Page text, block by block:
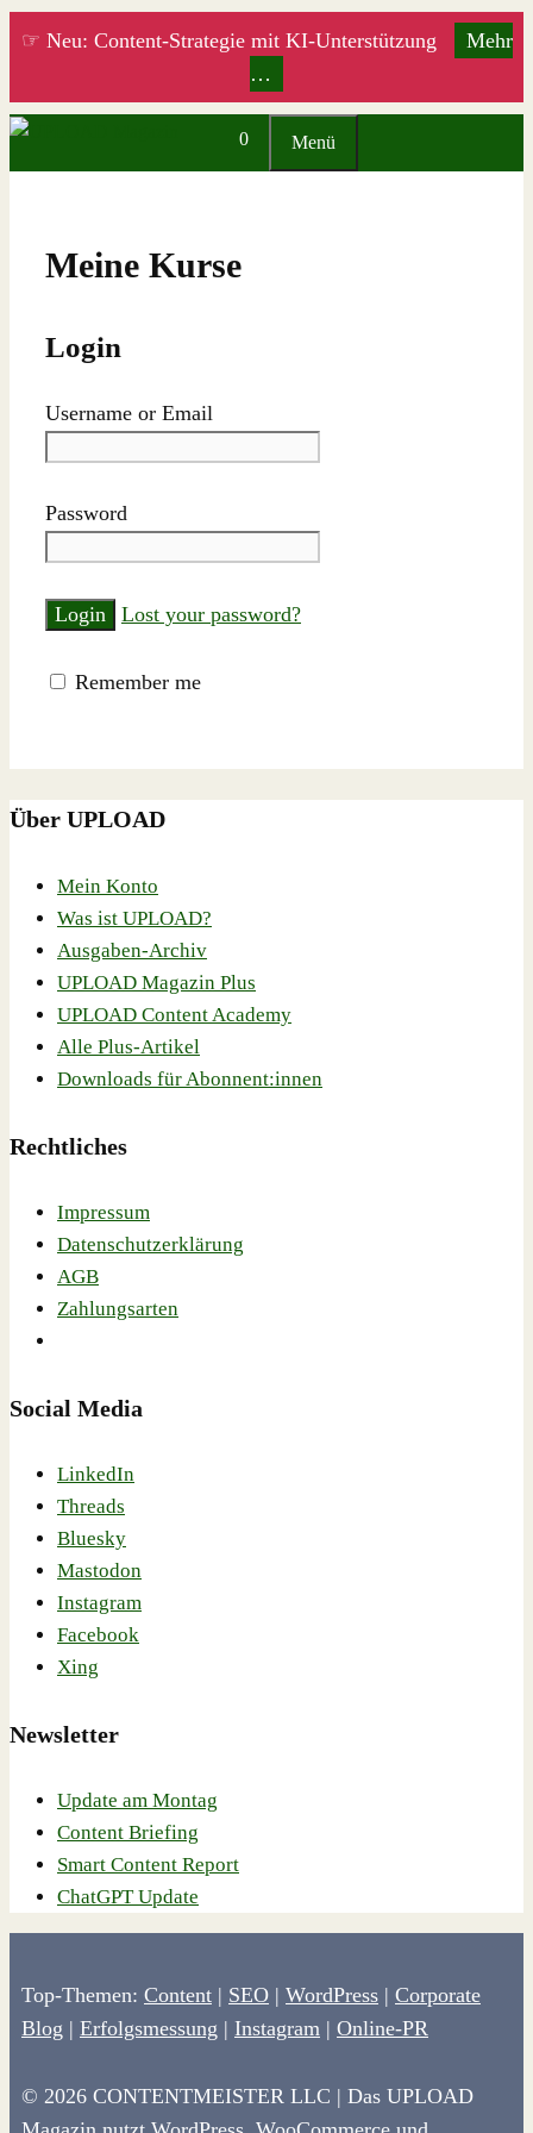
Zum
☞ Neu: Content-Strategie mit KI-Unterstützung
Mehr
…
0 Menü
Meine Kurse
Login
Username or Email
Password
Lost your password?
Remember me
Über UPLOAD
Mein Konto
Was ist UPLOAD?
Ausgaben-Archiv
UPLOAD Magazin Plus
UPLOAD Content Academy
Alle Plus-Artikel
Downloads für Abonnent:innen
Rechtliches
Impressum
Datenschutzerklärung
AGB
Zahlungsarten
Social Media
LinkedIn
Threads
Bluesky
Mastodon
Instagram
Facebook
Xing
Newsletter
Update am Montag
Content Briefing
Smart Content Report
ChatGPT Update
Top-Themen: Content | SEO | WordPress | Corporate
Blog | Erfolgsmessung | Instagram | Online-PR
© 2026 CONTENTMEISTER LLC | Das UPLOAD